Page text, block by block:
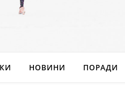
НОВИНИ ПОРАДИ